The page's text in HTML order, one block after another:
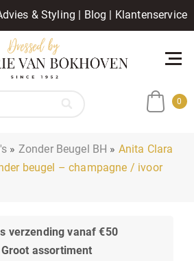
& Styling | Blog | Klantenservice
0
» Zonder Beugel BH » Anita Clara
beugel – champagne / ivoor
verzending vanaf €50
Groot assortiment